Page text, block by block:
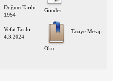
Doğum Tarihi
1954
Vefat Tarihi
4.3.2024
Gönder
Taziye Mesajı
Oku